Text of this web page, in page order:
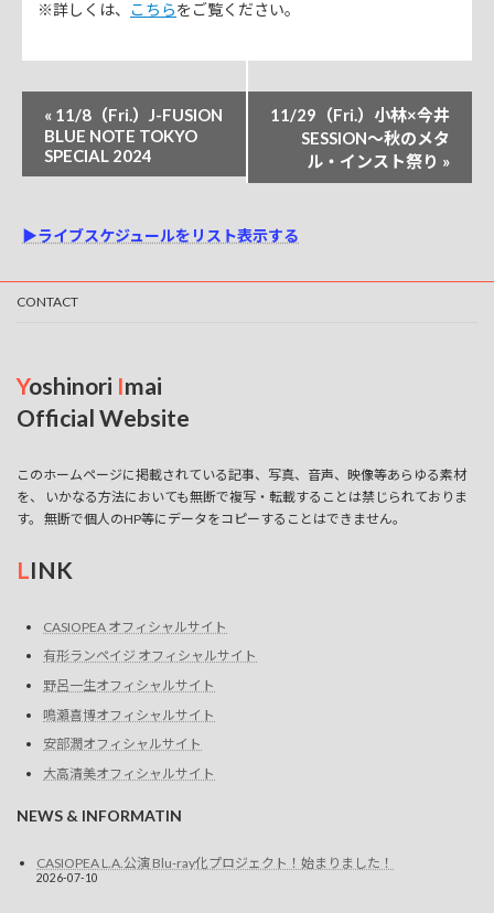
※詳しくは、 こちらをご覧ください。
ン
ナ
ゲ
ョ
ン
« 11/8（Fri.）J-FUSION
BLUE NOTE TOKYO
SPECIAL 2024
11/29（Fri.）小林×今井
SESSION～秋のメタ
ル・インスト祭り »
▶ライブスケジュールをリスト表示する
CONTACT
Yoshinori Imai
Official Website
このホームページに掲載されている記事、写真、音声、映像等あらゆる素材
を、 いかなる方法においても無断で複写・転載することは禁じられておりま
す。 無断で個人のHP等にデータをコピーすることはできません。
LINK
CASIOPEA オフィシャルサイト
有形ランペイジ オフィシャルサイト
野呂一生オフィシャルサイト
鳴瀬喜博オフィシャルサイト
安部潤オフィシャルサイト
大高清美オフィシャルサイト
NEWS & INFORMATIN
CASIOPEA L.A.公演 Blu-ray化プロジェクト！始まりました！
2026-07-10